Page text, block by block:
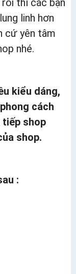
linh hơn
cứ yên tâm
nhé.
kiểu dáng,
cách
tiếp shop
shop.
: